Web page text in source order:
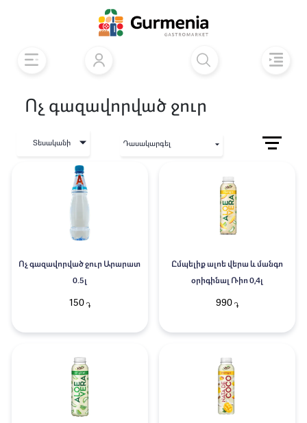
Ոչ գազավորված ջուր
Տեսականի Դասակարգել
Ոչ գազավորված ջուր Արարատ
0.5լ
150֏
Ըմպելիք ալոե վերա և մանգո
օրիգինալ Ռիո 0,4լ
990 ֏